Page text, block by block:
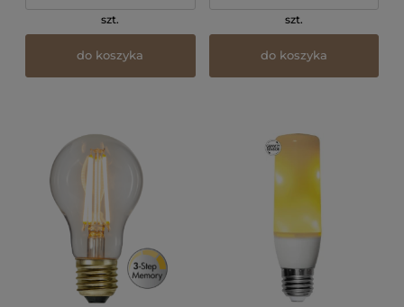
szt.
do koszyka
szt.
do koszyka